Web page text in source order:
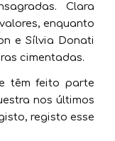
Clara
enquanto
e Sílvia Donati
cimentadas.
têm feito parte
nos últimos
registo esse